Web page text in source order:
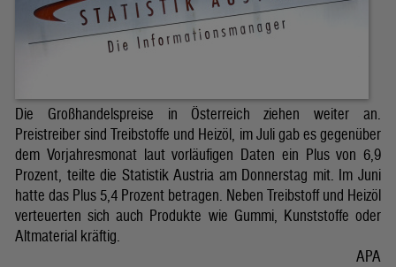
Die Großhandelspreise in Österreich ziehen weiter an.
Preistreiber sind Treibstoffe und Heizöl, im Juli gab es gegenüber
dem Vorjahresmonat laut vorläufigen Daten ein Plus von 6,9
Prozent, teilte die Statistik Austria am Donnerstag mit. Im Juni
hatte das Plus 5,4 Prozent betragen. Neben Treibstoff und Heizöl
verteuerten sich auch Produkte wie Gummi, Kunststoffe oder
Altmaterial kräftig.
APA